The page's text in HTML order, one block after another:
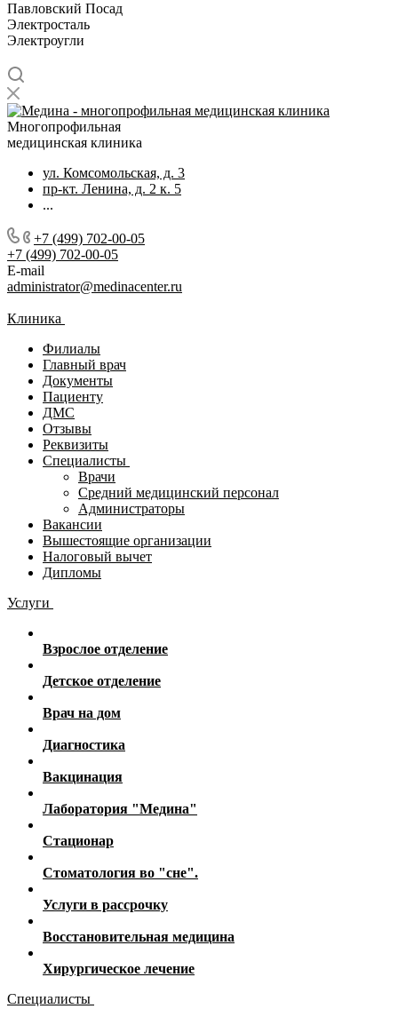
Павловский Посад
Электросталь
Электроугли
Многопрофильная
медицинская клиника
ул. Комсомольская, д. 3
пр-кт. Ленина, д. 2 к. 5
...
+7 (499) 702-00-05
+7 (499) 702-00-05
E-mail
administrator@medinacenter.ru
Клиника
Филиалы
Главный врач
Документы
Пациенту
ДМС
Отзывы
Реквизиты
Специалисты
Врачи
Средний медицинский персонал
Администраторы
Вакансии
Вышестоящие организации
Налоговый вычет
Дипломы
Услуги
Взрослое отделение
Детское отделение
Врач на дом
Диагностика
Вакцинация
Лаборатория "Медина"
Стационар
Стоматология во "сне".
Услуги в рассрочку
Восстановительная медицина
Хирургическое лечение
Специалисты